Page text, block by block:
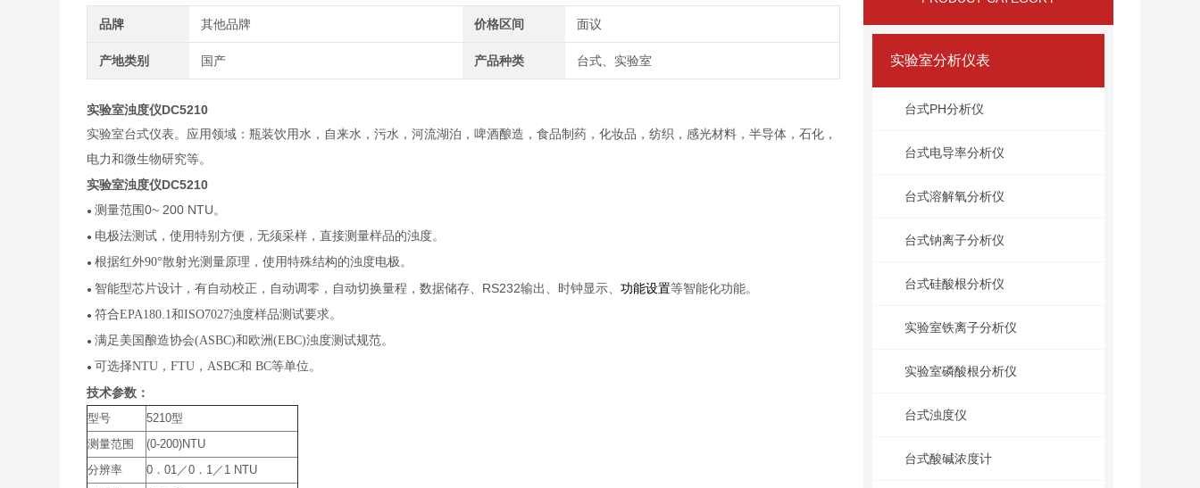
品牌 其他品牌 价格区间 面议
产地类别 国产 产品种类 台式、实验室
实验室浊度仪DC5210
实验室台式仪表。应用领域：瓶装饮用水，自来水，污水，河流湖泊，啤酒酿造，食品制药，化妆品，纺织，感光材料，半导体，石化，
电力和微生物研究等。
实验室浊度仪DC5210
●测量范围0~ 200 NTU。
● 电极法测试，使用特别方便，无须采样，直接测量样品的浊度。
●根据红外90°散射光测量原理，使用特殊结构的浊度电极。
● 智能型芯片设计，有自动校正，自动调零，自动切换量程，数据储存、 RS232输出 、时钟显示、功能设置等智能化功能。
●符合EPA180.1和ISO7027浊度样品测试要求。
●满足美国酿造协会(ASBC)和欧洲(EBC)浊度测试规范。
● 可选择NTU，FTU，ASBC和 BC等单位。
技术参数：
型号
5210型
测量范围
(0-200)NTU
分辨率
0．01／0．1／1 NTU
实验室分析仪表
台式PH分析仪
台式电导率分析仪
台式溶解氧分析仪
台式钠离子分析仪
台式硅酸根分析仪
实验室铁离子分析仪
实验室磷酸根分析仪
台式浊度仪
台式酸碱浓度计